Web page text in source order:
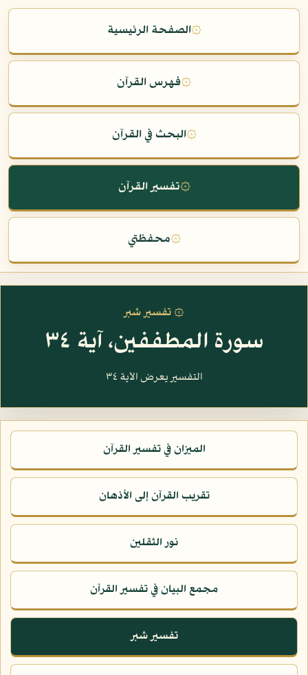
۞الصفحة الرئيسية
۞فهرس القرآن
۞البحث في القرآن
۞تفسير القرآن
۞محفظتي
۞ تفسير شبر
سورة المطففين، آية ٣٤
التفسير يعرض الآية ٣٤
الميزان في تفسير القرآن
تقريب القرآن إلى الأذهان
نور الثقلين
مجمع البيان في تفسير القرآن
تفسير شبر